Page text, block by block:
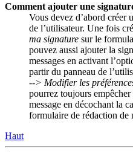
Comment ajouter une signature
Vous devez d’abord créer
de l’utilisateur. Une fois
ma signature sur le
pouvez aussi ajouter la
messages en activant
partir du panneau de
--> Modifier les
pourrez toujours empêcher
message en décochant la
formulaire de rédaction de
Haut